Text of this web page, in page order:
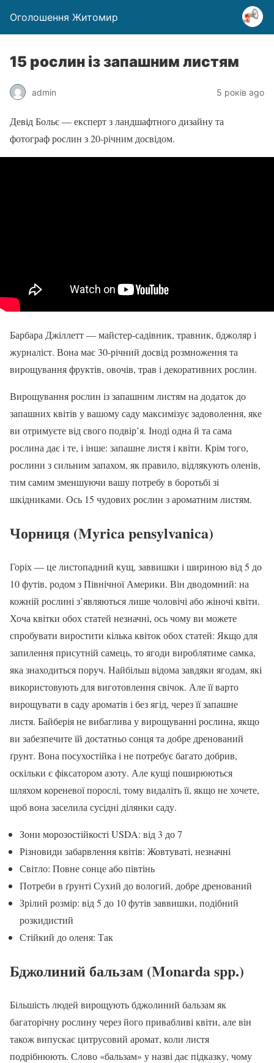
Оголошення Житомир
15 рослин із запашним листям
admin 5 років ago
Девід Больє — експерт з ландшафтного дизайну та
фотограф рослин з 20-річним досвідом.
Барбара Джіллетт — майстер-садівник, травник, бджоляр і
журналіст. Вона має 30-річний досвід розмноження та
вирощування фруктів, овочів, трав і декоративних рослин.
Вирощування рослин із запашним листям на додаток до
запашних квітів у вашому саду максимізує задоволення, яке
ви отримуєте від свого подвір’я. Іноді одна й та сама
рослина дає і те, і інше: запашне листя і квіти. Крім того,
рослини з сильним запахом, як правило, відлякують оленів,
тим самим зменшуючи вашу потребу в боротьбі зі
шкідниками. Ось 15 чудових рослин з ароматним листям.
Чорниця (Myrica pensylvanica)
Горіх — це листопадний кущ, заввишки і шириною від 5 до
10 футів, родом з Північної Америки. Він дводомний: на
кожній рослині з’являються лише чоловічі або жіночі квіти.
Хоча квітки обох статей незначні, ось чому ви можете
спробувати виростити кілька квіток обох статей: Якщо для
запилення присутній самець, то ягоди вироблятиме самка,
яка знаходиться поруч. Найбільш відома завдяки ягодам, які
використовують для виготовлення свічок. Але її варто
вирощувати в саду ароматів і без ягід, через її запашне
листя. Байберія не вибаглива у вирощуванні рослина, якщо
ви забезпечите їй достатньо сонця та добре дренований
ґрунт. Вона посухостійка і не потребує багато добрив,
оскільки є фіксатором азоту. Але кущі поширюються
шляхом кореневої порослі, тому видаліть її, якщо не хочете,
щоб вона заселила сусідні ділянки саду.
Зони морозостійкості USDA: від 3 до 7
Різновиди забарвлення квітів: Жовтуваті, незначні
Світло: Повне сонце або півтінь
Потреби в ґрунті Сухий до вологий, добре дренований
Зрілий розмір: від 5 до 10 футів заввишки, подібний
розкидистий
Стійкий до оленя: Так
Бджолиний бальзам (Monarda spp.)
Більшість людей вирощують бджолиний бальзам як
багаторічну рослину через його привабливі квіти, але він
також випускає цитрусовий аромат, коли листя
подрібнюють. Слово «бальзам» у назві дає підказку, чому